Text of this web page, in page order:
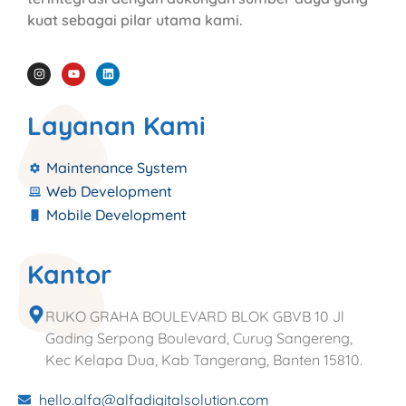
kuat sebagai pilar utama kami.
Layanan Kami
Maintenance System
Web Development
Mobile Development
Kantor
RUKO GRAHA BOULEVARD BLOK GBVB 10 Jl
Gading Serpong Boulevard, Curug Sangereng,
Kec Kelapa Dua, Kab Tangerang, Banten 15810.
hello.alfa@alfadigitalsolution.com